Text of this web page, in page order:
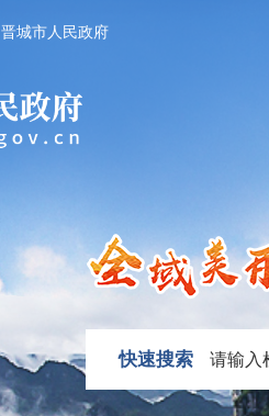
晋城市人民政府
快速搜索